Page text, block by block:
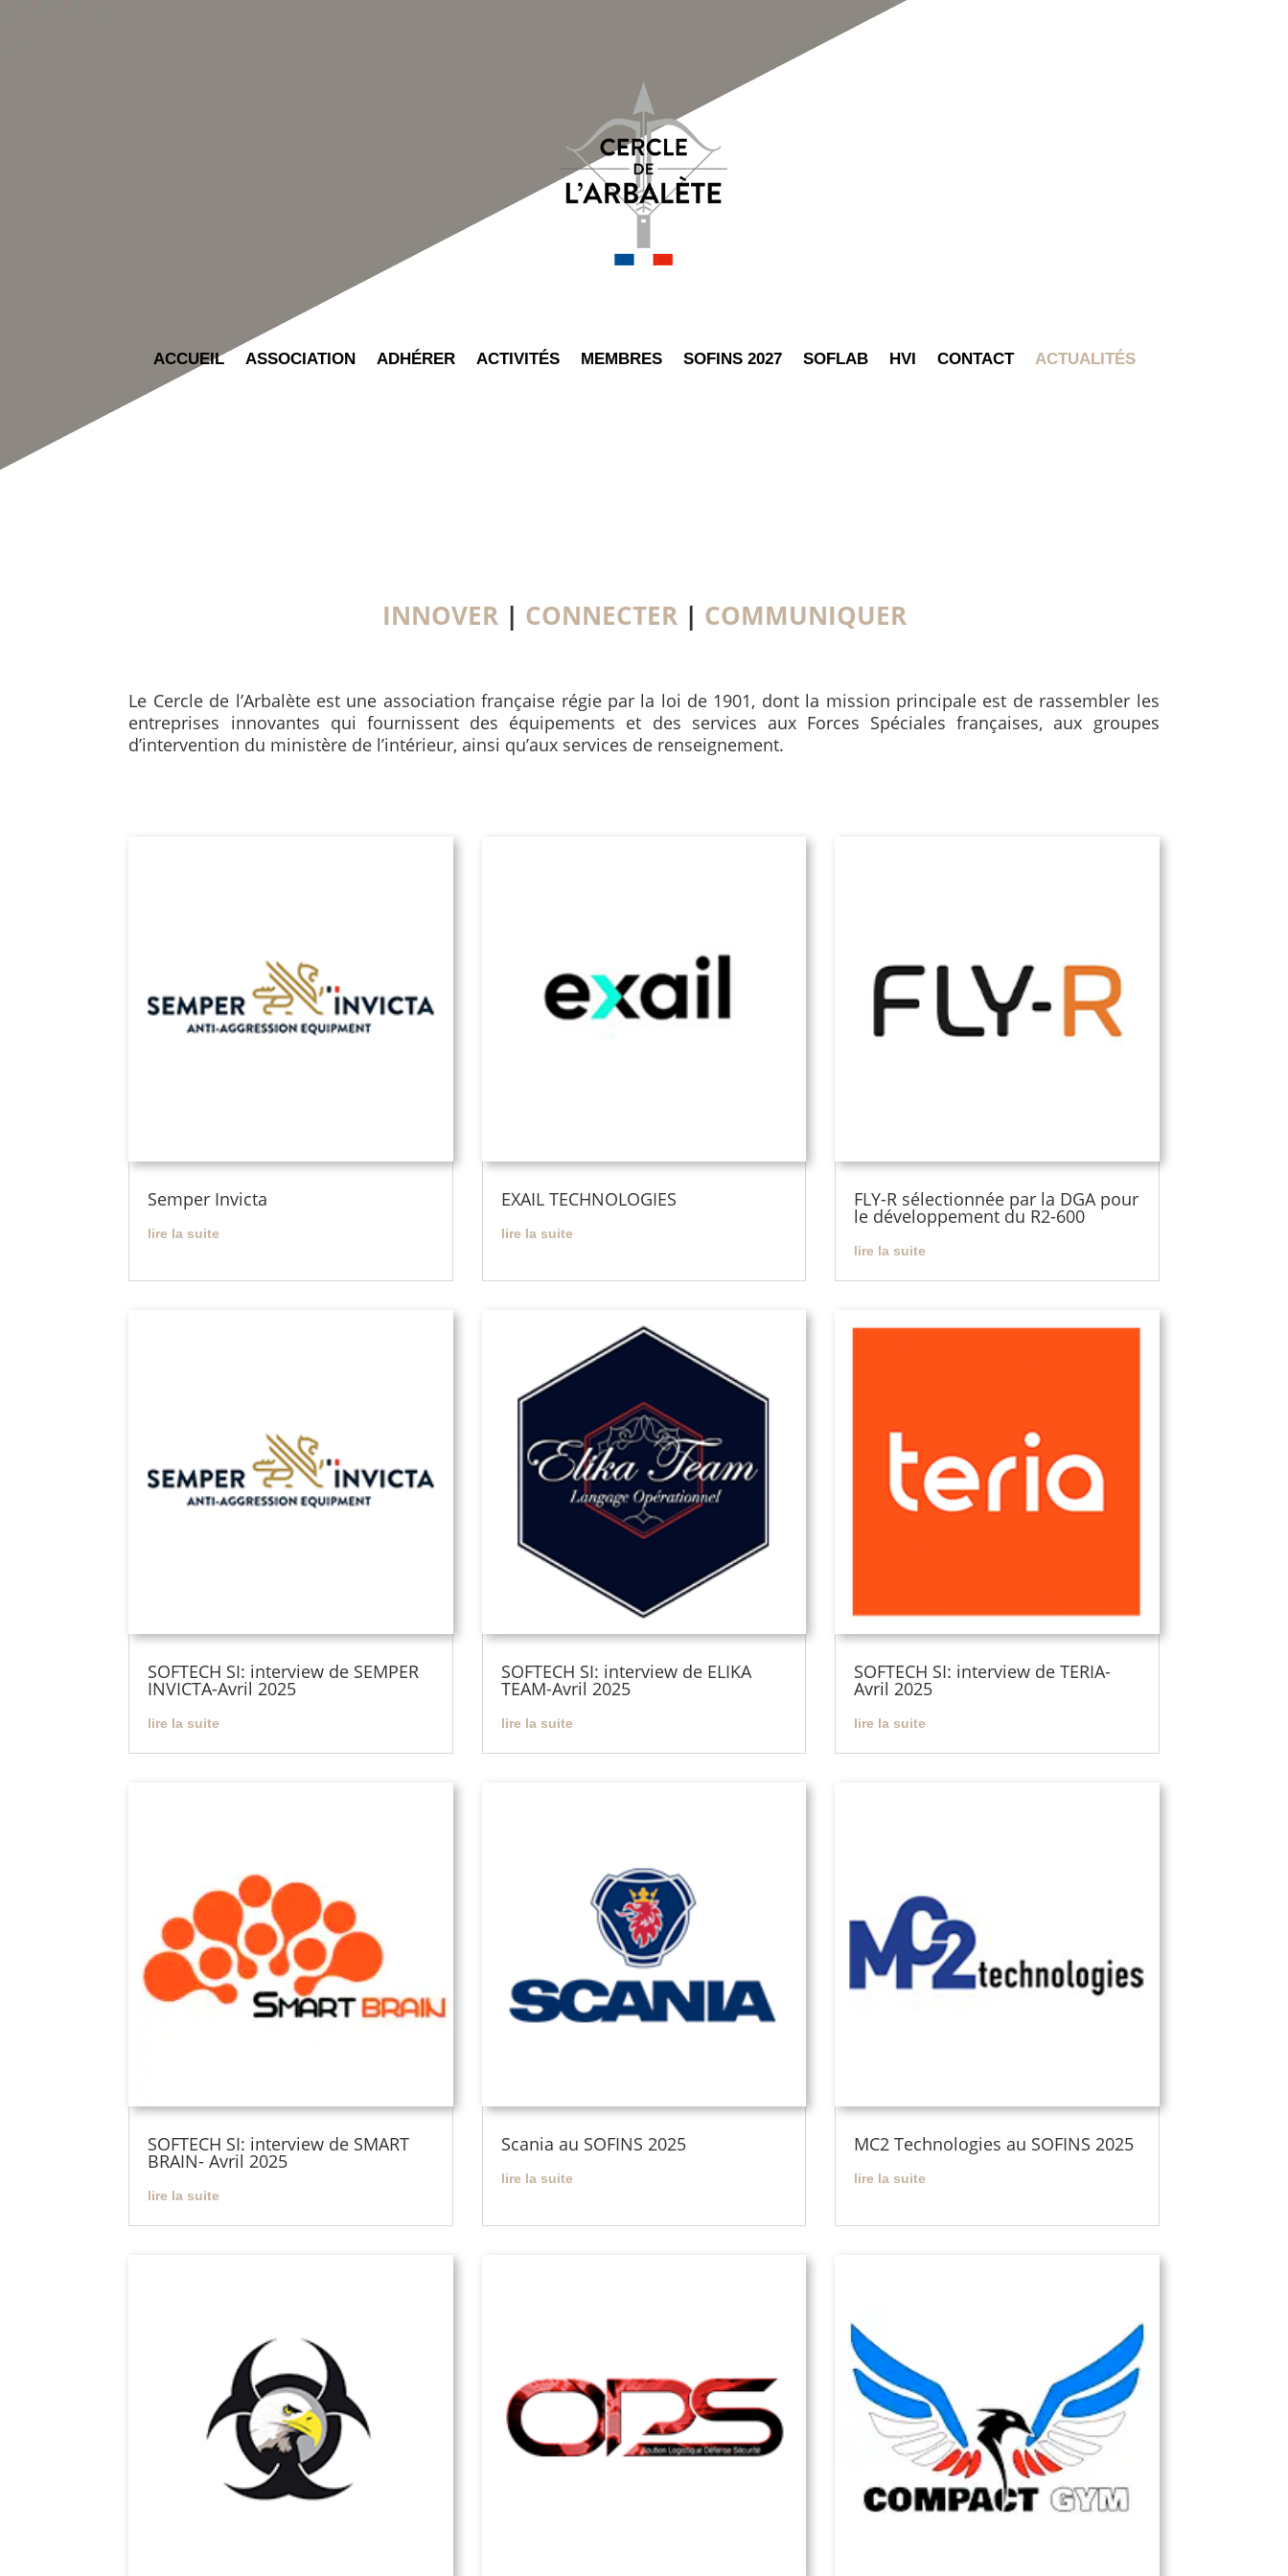
ACCUEIL ASSOCIATION ADHÉRER ACTIVITÉS MEMBRES SOFINS 2027 SOFLAB HVI CONTACT ACTUALITÉS
INNOVER | CONNECTER| COMMUNIQUER
Le Cercle de l’Arbalète est une association française régie par la loi de 1901, dont la mission principale est de rassembler les
entreprises innovantes qui fournissent des équipements et des services aux Forces Spéciales françaises, aux groupes
d’intervention du ministère de l’intérieur, ainsi qu’aux services de renseignement.
Semper Invicta
lire la suite
EXAIL TECHNOLOGIES
lire la suite
FLY-R sélectionnée par la DGA pour
le développement du R2-600
lire la suite
SOFTECH SI: interview de SEMPER
INVICTA-Avril 2025
lire la suite
SOFTECH SI: interview de ELIKA
TEAM-Avril 2025
lire la suite
SOFTECH SI: interview de TERIA-
Avril 2025
lire la suite
SOFTECH SI: interview de SMART
BRAIN- Avril 2025
lire la suite
Scania au SOFINS 2025
lire la suite
MC2 Technologies au SOFINS 2025
lire la suite